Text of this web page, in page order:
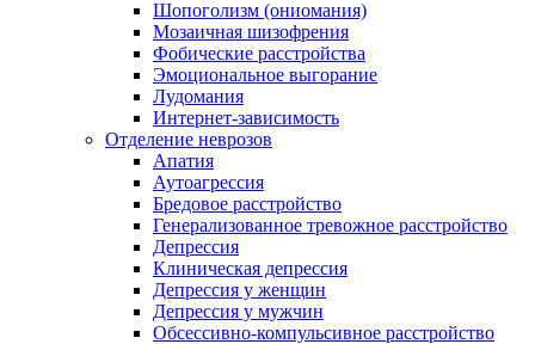
Шопоголизм (ониомания)
Мозаичная шизофрения
Фобические расстройства
Эмоциональное выгорание
Лудомания
Интернет-зависимость
Отделение неврозов
Апатия
Аутоагрессия
Бредовое расстройство
Генерализованное тревожное расстройство
Депрессия
Клиническая депрессия
Депрессия у женщин
Депрессия у мужчин
Обсессивно-компульсивное расстройство